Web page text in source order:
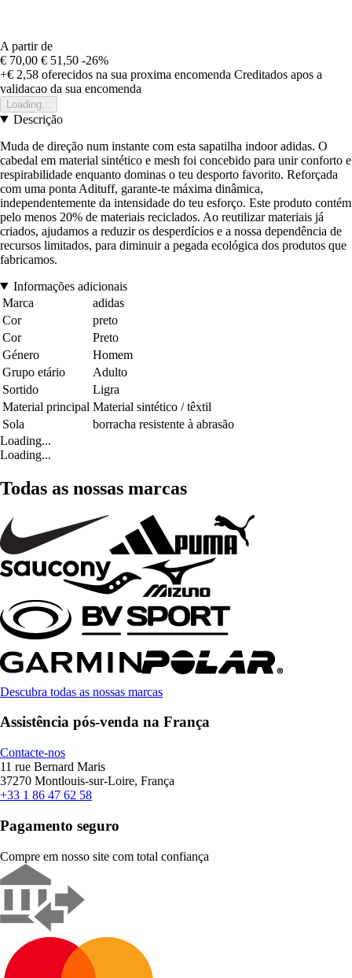
A partir de
€ 70,00 € 51,50 -26%
+€ 2,58 oferecidos na sua proxima encomenda Creditados apos a
validacao da sua encomenda
Loading...
Descrição
Muda de direção num instante com esta sapatilha indoor adidas. O
cabedal em material sintético e mesh foi concebido para unir conforto e
respirabilidade enquanto dominas o teu desporto favorito. Reforçada
com uma ponta Adituff, garante-te máxima dinâmica,
independentemente da intensidade do teu esforço. Este produto contém
pelo menos 20% de materiais reciclados. Ao reutilizar materiais já
criados, ajudamos a reduzir os desperdícios e a nossa dependência de
recursos limitados, para diminuir a pegada ecológica dos produtos que
fabricamos.
Informações adicionais
Marca
adidas
Cor
preto
Cor
Preto
Género
Homem
Grupo etário
Adulto
Sortido
Ligra
Material principal Material sintético / têxtil
Sola
borracha resistente à abrasão
Loading...
Loading...
Todas as nossas marcas
Descubra todas as nossas marcas
Assistência pós-venda na França
Contacte-nos
11 rue Bernard Maris
37270 Montlouis-sur-Loire, França
+33 1 86 47 62 58
Pagamento seguro
Compre em nosso site com total confiança